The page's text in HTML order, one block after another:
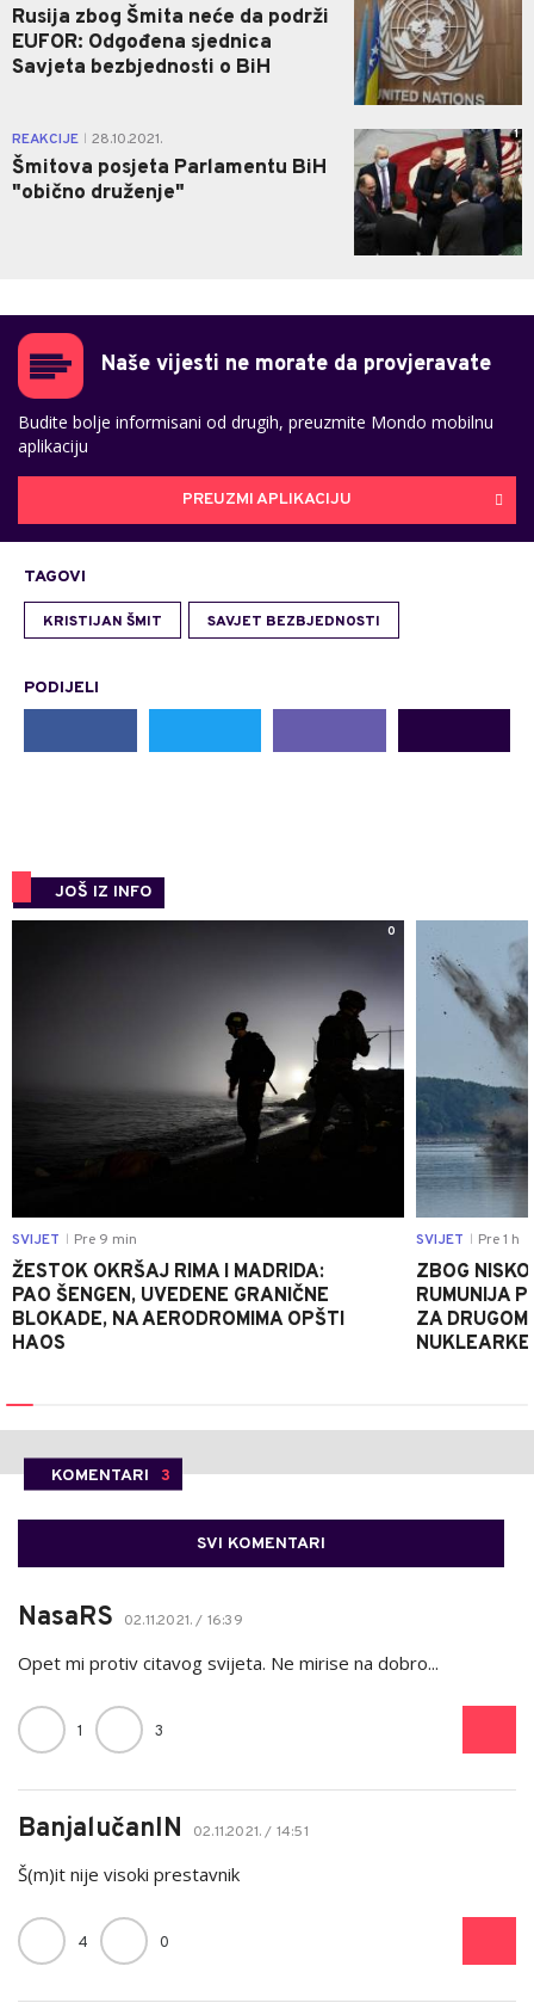
Rusija zbog Šmita neće da podrži
EUFOR: Odgođena sjednica
Savjeta bezbjednosti o BiH
REAKCIJE 28.10.2021.
Šmitova posjeta Parlamentu BiH
"obično druženje"
1
Naše vijesti ne morate da provjeravate
Budite bolje informisani od drugih, preuzmite Mondo mobilnu
aplikaciju
PREUZMI APLIKACIJU
TAGOVI
KRISTIJAN ŠMIT SAVJET BEZBJEDNOSTI
PODIJELI
JOŠ IZ INFO
0
SVIJET Pre 9 min
ŽESTOK OKRŠAJ RIMA I MADRIDA:
PAO ŠENGEN, UVEDENE GRANIČNE
BLOKADE, NA AERODROMIMA OPŠTI
HAOS
SVIJET Pre 1 h
ZBOG
RUMUNIJA
ZA
NUKLEARKE
KOMENTARI 3
SVI KOMENTARI
NasaRS 02.11.2021. / 16:39
Opet mi protiv citavog svijeta. Ne mirise na dobro...
1 3
BanjalučanIN 02.11.2021. / 14:51
Š(m)it nije visoki prestavnik
4 0